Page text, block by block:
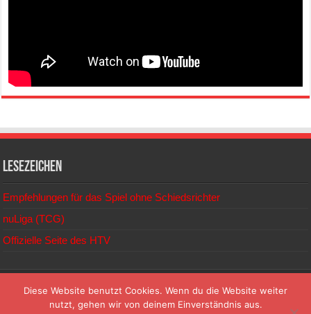
Lesezeichen
Empfehlungen für das Spiel ohne Schiedsrichter
nuLiga (TCG)
Offizielle Seite des HTV
© 2026
Diese Website benutzt Cookies. Wenn du die Website weiter
nutzt, gehen wir von deinem Einverständnis aus.